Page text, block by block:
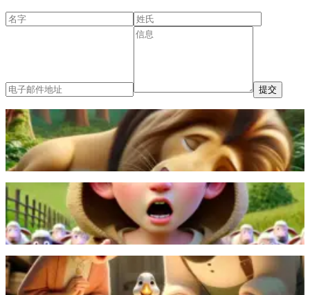
提交
一头狮子了饶了小老鼠一命，后来这只小老鼠帮助狮子脱离猎
人的陷阱，解救了狮子。
阅读更多
一个牧羊男孩多次谎称狼来了戏弄村民，当真正的狼出现时，
村民们却不再相信他了。
阅读更多
一个贫穷的农夫发现了一只下金蛋的鹅，但因贪心杀了鹅，失
去了财富。